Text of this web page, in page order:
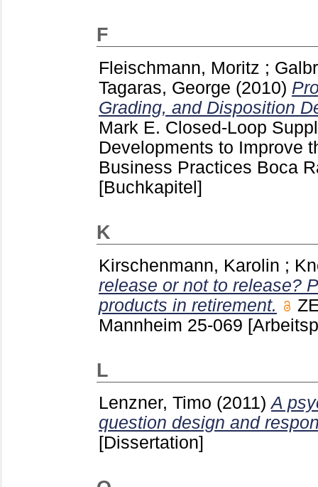
F
Fleischmann, Moritz ;
Tagaras, George (2010)
Grading, and Disposition
Mark E. Closed-Loop
Developments to Improve
Business Practices Boca
[Buchkapitel]
K
Kirschenmann, Karolin ;
release or not to release?
products in retirement.
Mannheim 25-069
L
Lenzner, Timo (2011)A
question design and
[Dissertation]